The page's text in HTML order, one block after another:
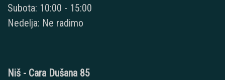
Subota: 10:00 - 15:00
Nedelja: Ne radimo
Niš - Cara Dušana 85